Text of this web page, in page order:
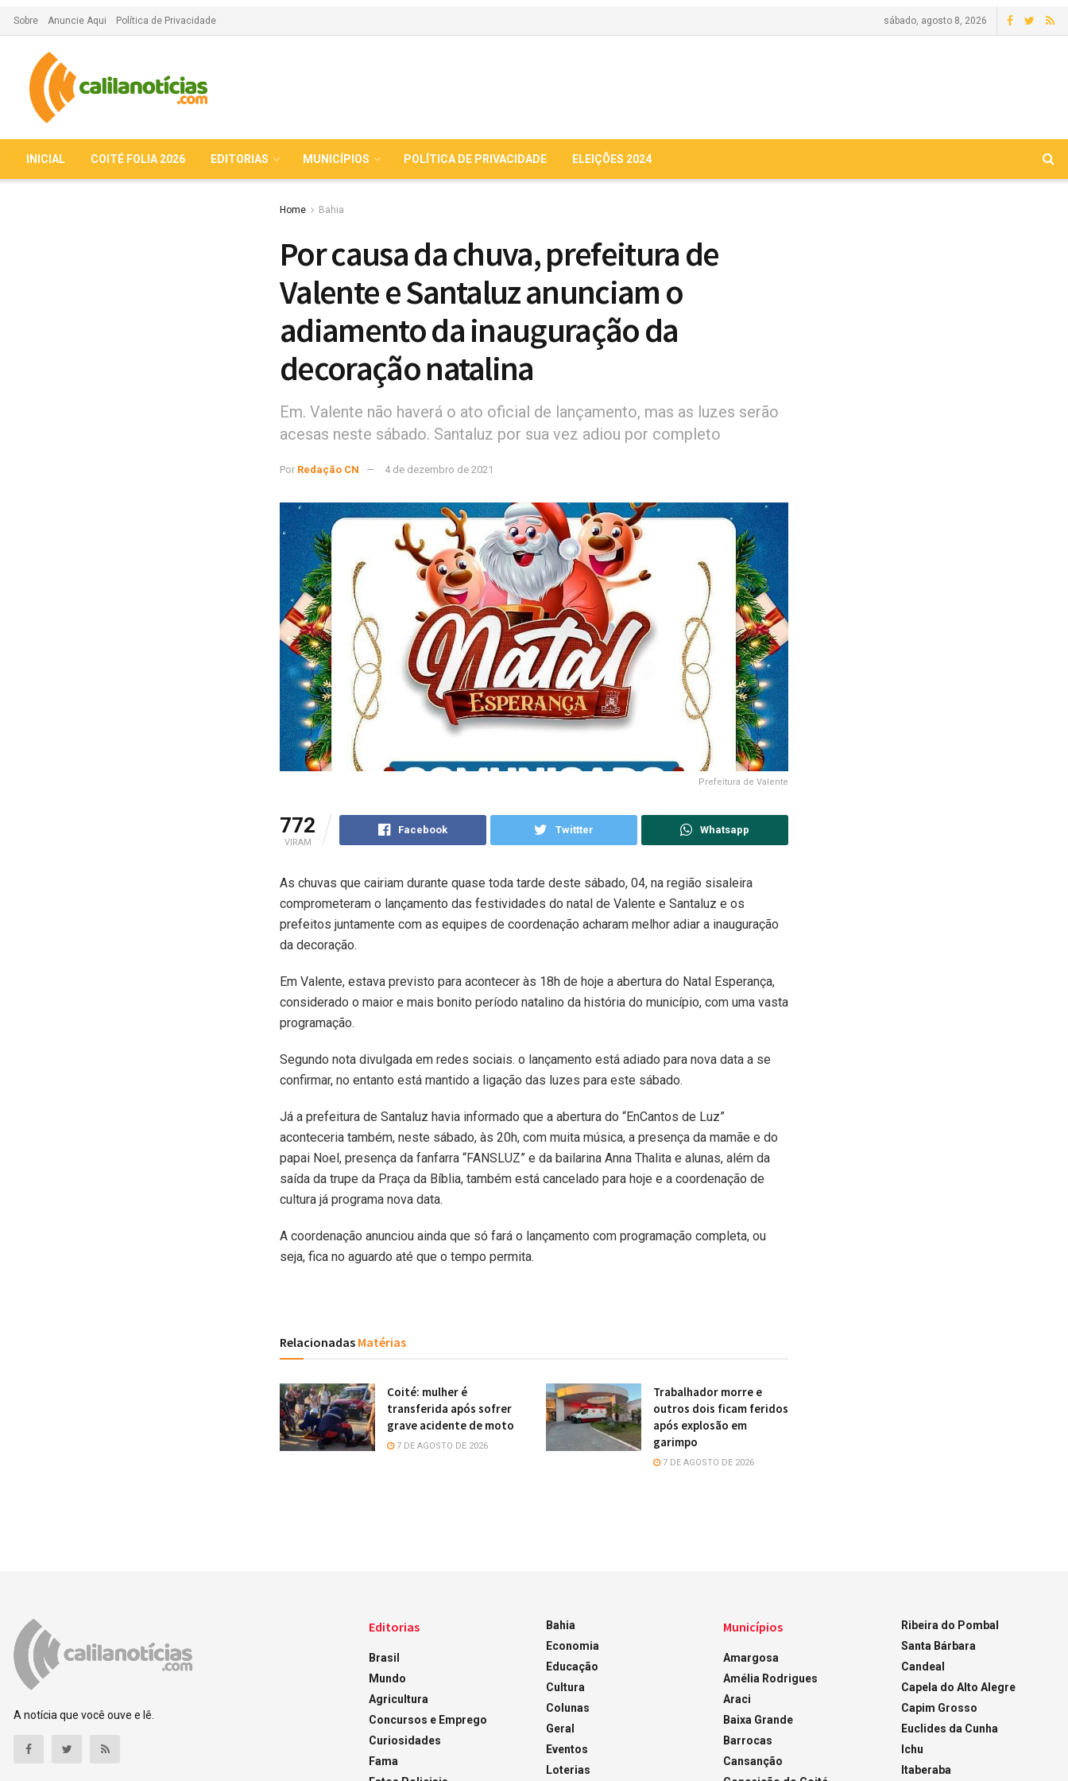
Sobre Anuncie Aqui Política de Privacidade sábado, agosto 8, 2026
INICIAL COITÉ FOLIA 2026 EDITORIAS MUNICÍPIOS POLÍTICA DE PRIVACIDADE ELEIÇÕES 2024
Home Bahia
Por causa da chuva, prefeitura de
Valente e Santaluz anunciam o
adiamento da inauguração da
decoração natalina
Em. Valente não haverá o ato oficial de lançamento, mas as luzes serão
acesas neste sábado. Santaluz por sua vez adiou por completo
Por Redação CN 4 de dezembro de 2021
Prefeitura de Valente
772
VIRAM
Facebook Twittter Whatsapp
As chuvas que cairiam durante quase toda tarde deste sábado, 04, na região sisaleira
comprometeram o lançamento das festividades do natal de Valente e Santaluz e os
prefeitos juntamente com as equipes de coordenação acharam melhor adiar a inauguração
da decoração.
Em Valente, estava previsto para acontecer às 18h de hoje a abertura do Natal Esperança,
considerado o maior e mais bonito período natalino da história do município, com uma vasta
programação.
Segundo nota divulgada em redes sociais. o lançamento está adiado para nova data a se
confirmar, no entanto está mantido a ligação das luzes para este sábado.
Já a prefeitura de Santaluz havia informado que a abertura do “EnCantos de Luz”
aconteceria também, neste sábado, às 20h, com muita música, a presença da mamãe e do
papai Noel, presença da fanfarra “FANSLUZ” e da bailarina Anna Thalita e alunas, além da
saída da trupe da Praça da Bíblia, também está cancelado para hoje e a coordenação de
cultura já programa nova data.
A coordenação anunciou ainda que só fará o lançamento com programação completa, ou
seja, fica no aguardo até que o tempo permita.
Relacionadas Matérias
Coité: mulher é
transferida após sofrer
grave acidente de moto
7 DE AGOSTO DE 2026
Trabalhador morre e
outros dois ficam feridos
após explosão em
garimpo
7 DE AGOSTO DE 2026
A notícia que você ouve e lê.
Editorias
Brasil
Mundo
Agricultura
Concursos e Emprego
Curiosidades
Fama
Bahia
Economia
Educação
Cultura
Colunas
Geral
Eventos
Loterias
Municípios
Amargosa
Amélia Rodrigues
Araci
Baixa Grande
Barrocas
Cansanção
Ribeira do Pombal
Santa Bárbara
Candeal
Capela do Alto Alegre
Capim Grosso
Euclides da Cunha
Ichu
Itaberaba